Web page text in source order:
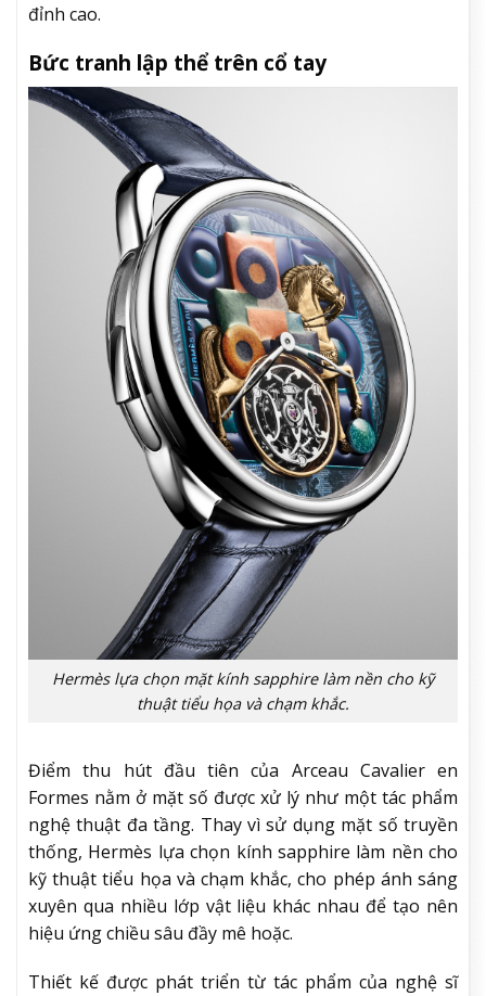
đỉnh cao.
Bức tranh lập thể trên cổ tay
Hermès lựa chọn mặt kính sapphire làm nền cho kỹ
thuật tiểu họa và chạm khắc.
Điểm thu hút đầu tiên của Arceau Cavalier en
Formes nằm ở mặt số được xử lý như một tác phẩm
nghệ thuật đa tầng. Thay vì sử dụng mặt số truyền
thống, Hermès lựa chọn kính sapphire làm nền cho
kỹ thuật tiểu họa và chạm khắc, cho phép ánh sáng
xuyên qua nhiều lớp vật liệu khác nhau để tạo nên
hiệu ứng chiều sâu đầy mê hoặc.
Thiết kế được phát triển từ tác phẩm của nghệ sĩ